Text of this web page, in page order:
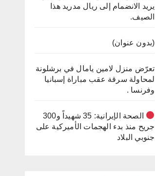
يريد الانضمام إلى ريال مدريد هذا
الصيف.
(بدون عنوان)
تعرّض منزل لامين يامال في برشلونة
لمحاولة سرقة عقب مباراة إسبانيا
وفرنسا .
الصحة الإيرانية: 35 شهيداً و300
جريح منذ بدء الهجمات الأميركية على
جنوبي البلاد